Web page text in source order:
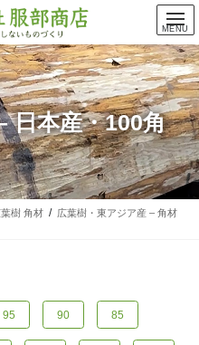
日本産・100角
葉樹 角材
広葉樹・東アジア産 – 角材
95 90 85
MENU